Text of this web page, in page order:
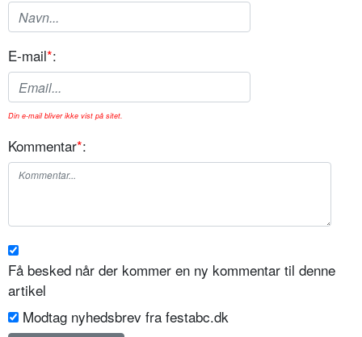
E-mail*:
Din e-mail bliver ikke vist på sitet.
Kommentar*:
Få besked når der kommer en ny kommentar til denne
artikel
Modtag nyhedsbrev fra festabc.dk